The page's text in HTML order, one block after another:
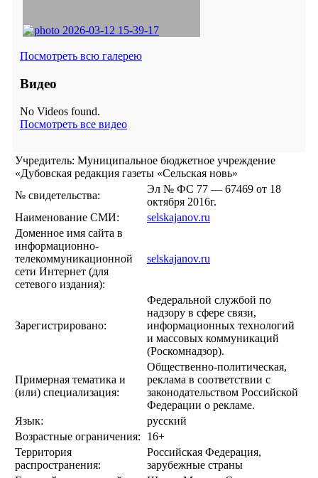
Посмотреть всю галерею
Видео
No Videos found.
Посмотреть все видео
Учредитель: Муниципальное бюджетное учреждение
«Дубовская редакция газеты «Сельская новь»
№ свидетельства:
Эл № ФС 77 — 67469 от 18
октября 2016г.
Наименование СМИ:
selskajanov.ru
Доменное имя сайта в
информационно-
телекоммуникационной
сети Интернет (для
сетевого издания):
selskajanov.ru
Зарегистрировано:
Федеральной службой по
надзору в сфере связи,
информационных технологий
и массовых коммуникаций
(Роскомнадзор).
Примерная тематика и
(или) специализация:
Общественно-политическая,
реклама в соответствии с
законодательством Российской
Федерации о рекламе.
Язык:
русский
Возрастные ограничения:
16+
Территория
распространения:
Российская Федерация,
зарубежные страны